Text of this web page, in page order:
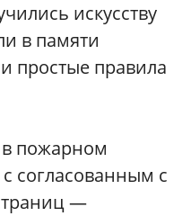
искусству
в памяти
простые правила
в пожарном
согласованным с
—